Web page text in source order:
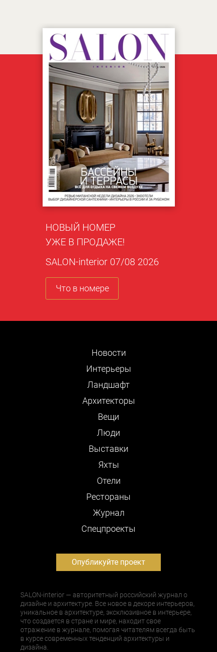
НОВЫЙ НОМЕР
УЖЕ В ПРОДАЖЕ!
SALON-interior 07/08 2026
Что в номере
Новости
Интерьеры
Ландшафт
Архитекторы
Вещи
Люди
Выставки
Яхты
Отели
Рестораны
Журнал
Cпецпроекты
Опубликуйте проект
SALON-interior — авторитетный российский журнал о
дизайне и архитектуре. Все новое в декоре интерьеров,
уникальное в архитектуре, эксклюзивное в интерьере,
что создается в стране и мире, находит свое
отражение в журнале, помогая читателям всегда быть
в курсе современных тенденций архитектуры и
дизайна.